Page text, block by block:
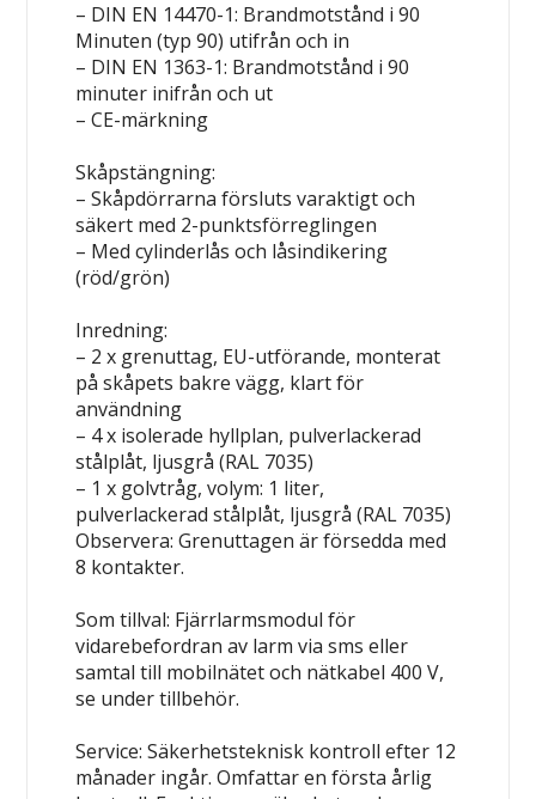
– DIN EN 14470-1: Brandmotstånd i 90
Minuten (typ 90) utifrån och in
– DIN EN 1363-1: Brandmotstånd i 90
minuter inifrån och ut
– CE-märkning
Skåpstängning:
– Skåpdörrarna försluts varaktigt och
säkert med 2-punktsförreglingen
– Med cylinderlås och låsindikering
(röd/grön)
Inredning:
– 2 x grenuttag, EU-utförande, monterat
på skåpets bakre vägg, klart för
användning
– 4 x isolerade hyllplan, pulverlackerad
stålplåt, ljusgrå (RAL 7035)
– 1 x golvtråg, volym: 1 liter,
pulverlackerad stålplåt, ljusgrå (RAL 7035)
Observera: Grenuttagen är försedda med
8 kontakter.
Som tillval: Fjärrlarmsmodul för
vidarebefordran av larm via sms eller
samtal till mobilnätet och nätkabel 400 V,
se under tillbehör.
Service: Säkerhetsteknisk kontrollefter 12
månader ingår.Omfattar en första årlig